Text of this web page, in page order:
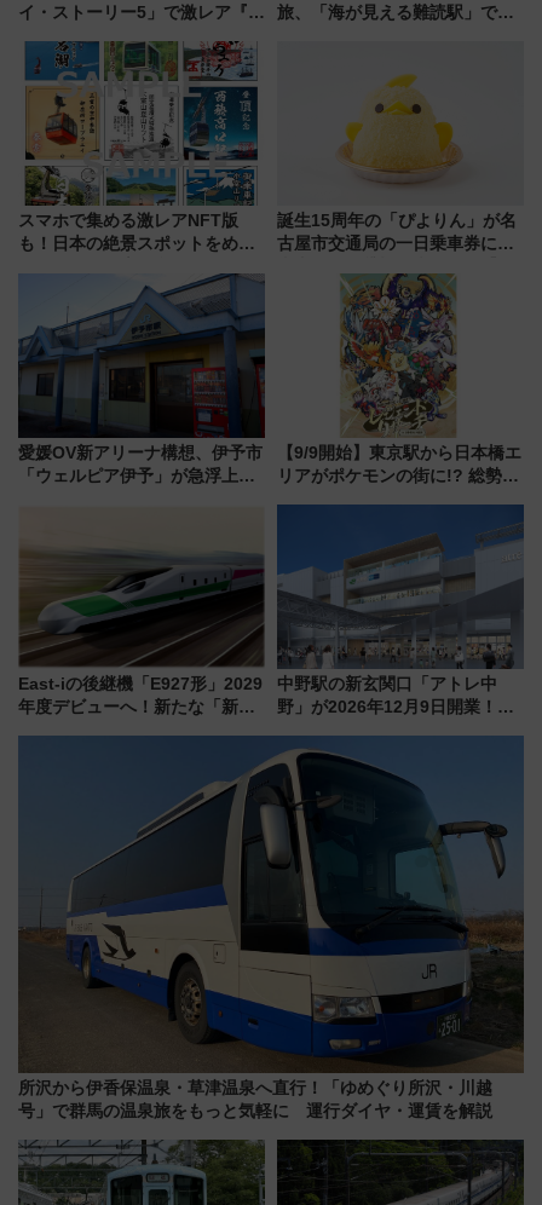
イ・ストーリー5」で激レア『ロ
デコレーションも徹底解説
旅、「海が見える難読駅」で幸
の舞台は「島原鉄道」
スマホで集める激レアNFT版
も！日本の絶景スポットをめぐ
ん)」企画がスタート
誕生15周年の「ぴよりん」が名
古屋市交通局の一日乗車券に！
定1万5000枚】
愛媛OV新アリーナ構想、伊予市
「ウェルピア伊予」が急浮上！
【9/9開始】東京駅から日本橋エ
リアがポケモンの街に!? 総勢
リサーチ」本格謎解き・グッズ
East-iの後継機「E927形」2029
年度デビューへ！新たな「新幹
中野駅の新玄関口「アトレ中
野」が2026年12月9日開業！新
注目スポット
所沢から伊香保温泉・草津温泉へ直行！「ゆめぐり所沢・川越
号」で群馬の温泉旅をもっと気軽に 運行ダイヤ・運賃を解説